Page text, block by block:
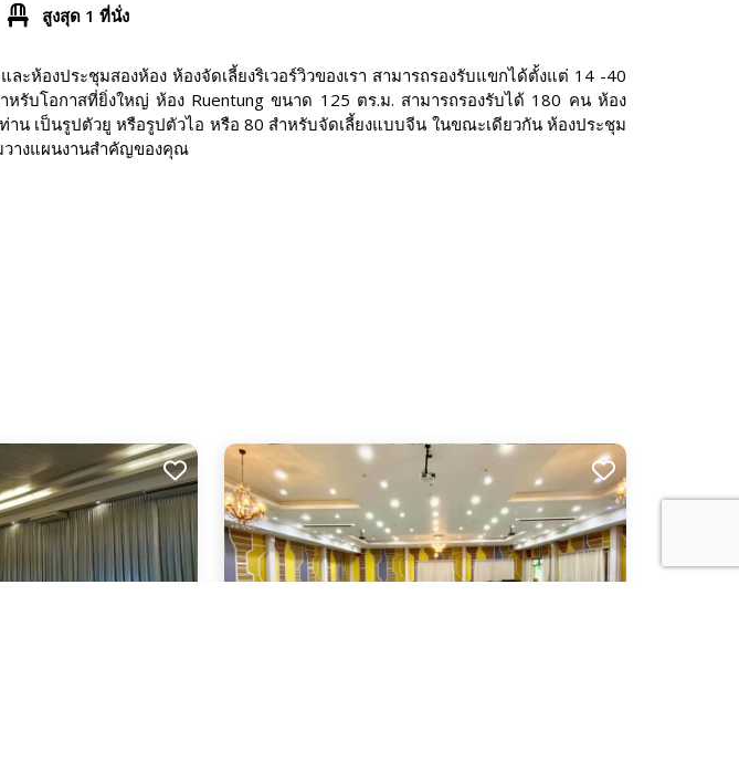
สูงสุด 1 ที่นั่ง
ะห้องประชุมสองห้อง ห้องจัดเลี้ยงริเวอร์วิวของเรา สามารถรองรับแขกได้ตั้งแต่ 14 -40
รับโอกาสที่ยิ่งใหญ่ ห้อง Ruentung ขนาด 125 ตร.ม. สามารถรองรับได้ 180 คน ห้อง
น เป็นรูปตัวยู หรือรูปตัวไอ หรือ 80 สำหรับจัดเลี้ยงแบบจีน ในขณะเดียวกัน ห้องประชุม
วางแผนงานสำคัญของคุณ